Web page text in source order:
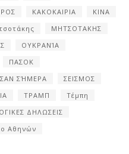
ΚΑΚΟΚΑΙΡΙΑ
ΚΙΝΑ
ΜΗΤΣΟΤΑΚΗΣ
ΟΥΚΡΑΝΊΑ
ΠΑΣΟΚ
ΣΑΝ ΣΉΜΕΡΑ
ΣΕΙΣΜΟΣ
ΤΡΑΜΠ
Τέμπη
ΔΗΛΩΣΕΙΣ
Αθηνών